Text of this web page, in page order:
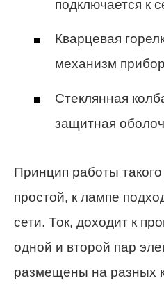
подключается к
Кварцевая
механизм
Стеклянная
защитная
Принцип работы
простой, к лампе
сети. Ток, доходит к
одной и второй пар
размещены на разных